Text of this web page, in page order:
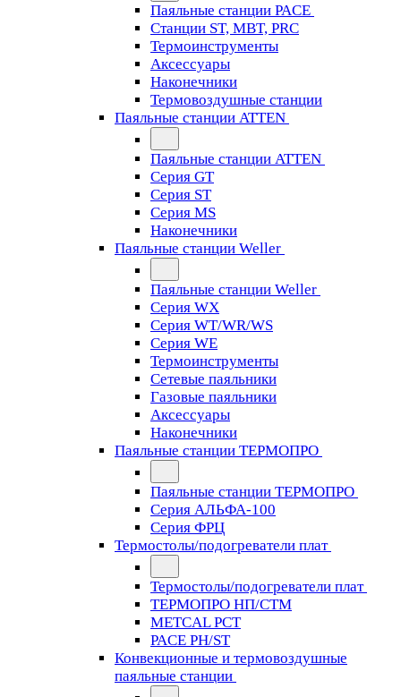
Паяльные станции PACE
Станции ST, MBT, PRC
Термоинструменты
Аксессуары
Наконечники
Термовоздушные станции
Паяльные станции ATTEN
Паяльные станции ATTEN
Серия GT
Серия ST
Серия MS
Наконечники
Паяльные станции Weller
Паяльные станции Weller
Серия WX
Серия WT/WR/WS
Серия WE
Термоинструменты
Сетевые паяльники
Газовые паяльники
Аксессуары
Наконечники
Паяльные станции ТЕРМОПРО
Паяльные станции ТЕРМОПРО
Серия АЛЬФА-100
Серия ФРЦ
Термостолы/подогреватели плат
Термостолы/подогреватели плат
ТЕРМОПРО НП/СТМ
METCAL PCT
PACE PH/ST
Конвекционные и термовоздушные
паяльные станции